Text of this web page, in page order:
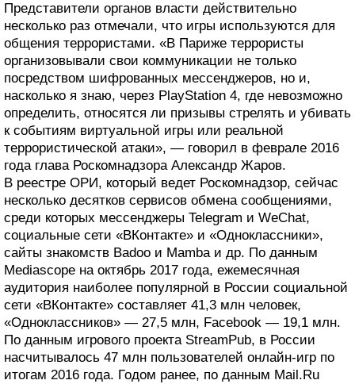
Представители органов власти действительно
несколько раз отмечали, что игры используются для
общения террористами. «В Париже террористы
организовывали свои коммуникации не только
посредством шифрованных мессенджеров, но и,
насколько я знаю, через PlayStation 4, где невозможно
определить, относятся ли призывы стрелять и убивать
к событиям виртуальной игры или реальной
террористической атаки», — говорил в феврале 2016
года глава Роскомнадзора Александр Жаров.
В реестре ОРИ, который ведет Роскомнадзор, сейчас
несколько десятков сервисов обмена сообщениями,
среди которых мессенджеры Telegram и WeChat,
социальные сети «ВКонтакте» и «Одноклассники»,
сайты знакомств Badoo и Mamba и др. По данным
Mediascope на октябрь 2017 года, ежемесячная
аудитория наиболее популярной в России социальной
сети «ВКонтакте» составляет 41,3 млн человек,
«Одноклассников» — 27,5 млн, Facebook — 19,1 млн.
По данным игрового проекта StreamPub, в России
насчитывалось 47 млн пользователей онлайн-игр по
итогам 2016 года. Годом ранее, по данным Mail.Ru